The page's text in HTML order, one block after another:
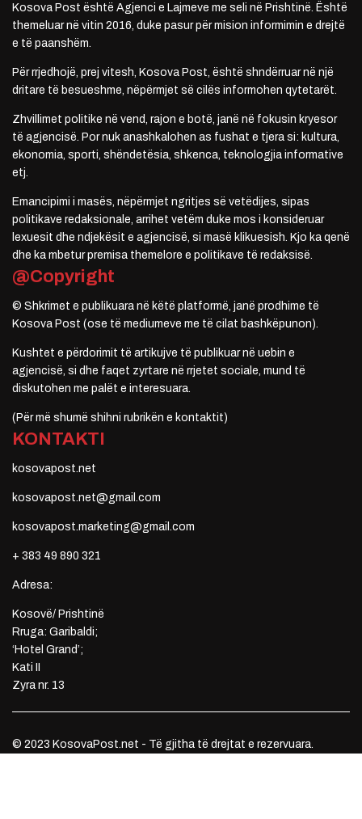
Kosova Post është Agjenci e Lajmeve me seli në Prishtinë. Është
themeluar në vitin 2016, duke pasur për mision informimin e drejtë
e të paanshëm.
Për rrjedhojë, prej vitesh, Kosova Post, është shndërruar në një
dritare të besueshme, nëpërmjet së cilës informohen qytetarët.
Zhvillimet politike në vend, rajon e botë, janë në fokusin kryesor
të agjencisë. Por nuk anashkalohen as fushat e tjera si: kultura,
ekonomia, sporti, shëndetësia, shkenca, teknologjia informative
etj.
Emancipimi i masës, nëpërmjet ngritjes së vetëdijes, sipas
politikave redaksionale, arrihet vetëm duke mos i konsideruar
lexuesit dhe ndjekësit e agjencisë, si masë klikuesish. Kjo ka qenë
dhe ka mbetur premisa themelore e politikave të redaksisë.
@Copyright
© Shkrimet e publikuara në këtë platformë, janë prodhime të
Kosova Post (ose të mediumeve me të cilat bashkëpunon).
Kushtet e përdorimit të artikujve të publikuar në uebin e
agjencisë, si dhe faqet zyrtare në rrjetet sociale, mund të
diskutohen me palët e interesuara.
(Për më shumë shihni rubrikën e kontaktit)
KONTAKTI
kosovapost.net
kosovapost.net@gmail.com
kosovapost.marketing@gmail.com
+ 383 49 890 321
Adresa:
Kosovë/ Prishtinë
Rruga: Garibaldi;
‘Hotel Grand’;
Kati II
Zyra nr. 13
© 2023 KosovaPost.net - Të gjitha të drejtat e rezervuara.